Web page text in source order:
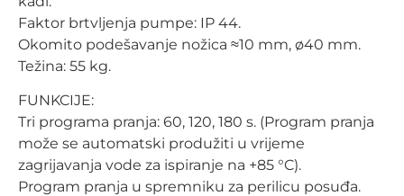
Faktor brtvljenja pumpe: IP 44.
Okomito podešavanje nožica ≈10 mm, ø40 mm.
Težina: 55 kg.
FUNKCIJE:
Tri programa pranja: 60, 120, 180 s. (Program pranja
može se automatski produžiti u vrijeme
zagrijavanja vode za ispiranje na +85 °C).
Program pranja u spremniku za perilicu posuđa.